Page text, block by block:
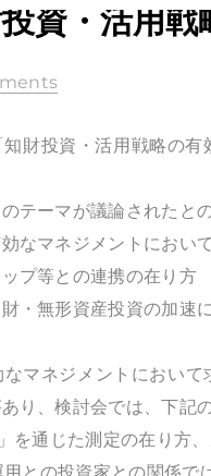
資・活用
知財投資・活用戦略の
テーマが議論されたと
なマネジメントにおい
プ等との連携の在り方
・無形資産投資の加速
なマネジメントにおい
り、検討会では、下記
を通じた測定の在り方